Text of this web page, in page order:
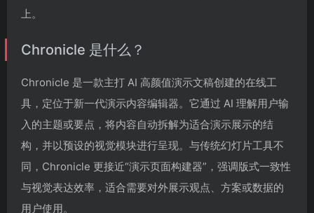
上。
Chronicle 是什么？
Chronicle 是一款主打 AI 高颜值演示文稿创建的在线工
具，定位于新一代演示内容编辑器。它通过 AI 理解用户输
入的主题或要点，将内容自动拆解为适合演示展示的结
构，并以预设的视觉模块进行呈现。与传统幻灯片工具不
同，Chronicle 更接近“演示页面构建器”，强调版式一致性
与视觉表达效率，适合需要对外展示观点、方案或数据的
用户使用。